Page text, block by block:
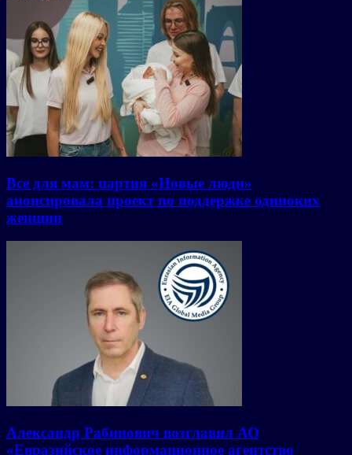
Все для мам: партия «Новые люди»
анонсировала проект по поддержке одиноких
женщин
Александр Рабинович возглавил АО
«Евразийское информационное агентство